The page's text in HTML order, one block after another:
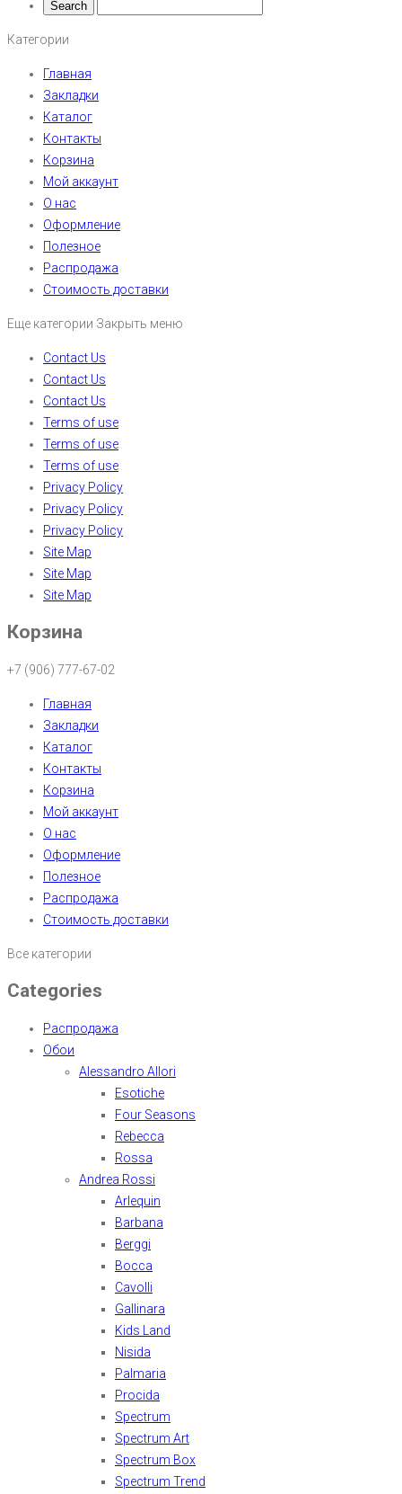
Категории
Главная
Закладки
Каталог
Контакты
Корзина
Мой аккаунт
О нас
Оформление
Полезное
Распродажа
Стоимость доставки
Еще категории Закрыть меню
Contact Us
Contact Us
Contact Us
Terms of use
Terms of use
Terms of use
Privacy Policy
Privacy Policy
Privacy Policy
Site Map
Site Map
Site Map
Корзина
+7 (906) 777-67-02
Главная
Закладки
Каталог
Контакты
Корзина
Мой аккаунт
О нас
Оформление
Полезное
Распродажа
Стоимость доставки
Все категории
Categories
Распродажа
Обои
Alessandro Allori
Esotiche
Four Seasons
Rebecca
Rossa
Andrea Rossi
Arlequin
Barbana
Berggi
Bocca
Cavolli
Gallinara
Kids Land
Nisida
Palmaria
Procida
Spectrum
Spectrum Art
Spectrum Box
Spectrum Trend